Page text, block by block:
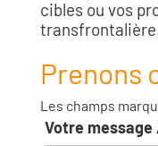
cibles ou vos
Prenons
Les champs
Votre